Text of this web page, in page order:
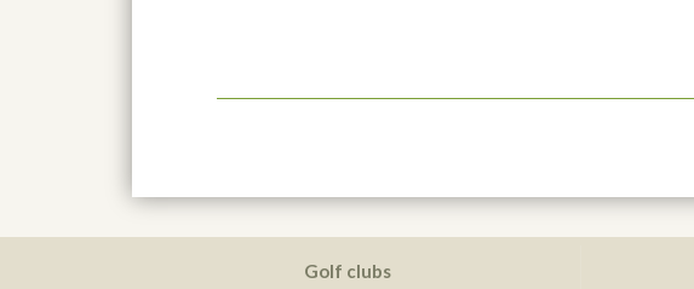
Golf clubs